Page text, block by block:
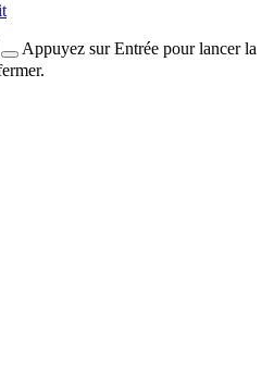
Appuyez sur Entrée pour lancer la